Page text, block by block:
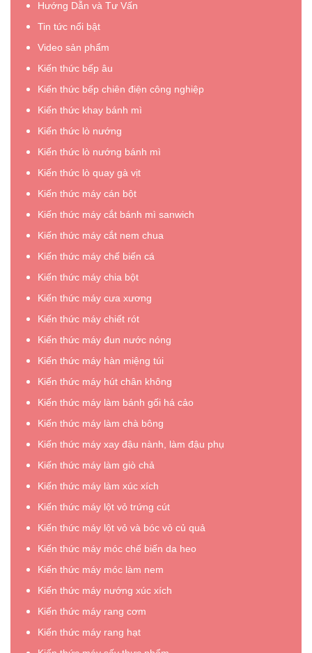
chả
cá
đơn
giản
nhà,
thơm
ngon,
vị”
Hướng Dẫn và Tư Vấn
Tin tức nổi bật
Video sản phẩm
Kiến thức bếp âu
Kiến thức bếp chiên điện công nghiệp
Kiến thức khay bánh mì
Kiến thức lò nướng
Kiến thức lò nướng bánh mì
Kiến thức lò quay gà vịt
Kiến thức máy cán bột
Kiến thức máy cắt bánh mì sanwich
Kiến thức máy cắt nem chua
Kiến thức máy chế biến cá
Kiến thức máy chia bột
Kiến thức máy cưa xương
Kiến thức máy chiết rót
Kiến thức máy đun nước nóng
Kiến thức máy hàn miệng túi
Kiến thức máy hút chân không
Kiến thức máy làm bánh gối há cảo
Kiến thức máy làm chà bông
Kiến thức máy xay đậu nành, làm đậu phụ
Kiến thức máy làm giò chả
Kiến thức máy làm xúc xích
Kiến thức máy lột vỏ trứng cút
Kiến thức máy lột vỏ và bóc vỏ củ quả
Kiến thức máy móc chế biến da heo
Kiến thức máy móc làm nem
Kiến thức máy nướng xúc xích
Kiến thức máy rang cơm
Kiến thức máy rang hạt